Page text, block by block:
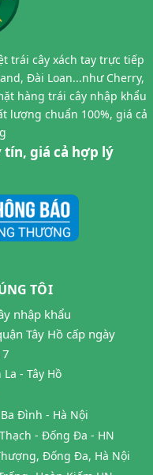
trái cây xách tay trực tiếp
Đài Loan...như Cherry,
hàng trái cây nhập khẩu
lượng chuẩn 100%, giá cả
giá cả hợp lý
TÔI
nhập khẩu
Tây Hồ cấp ngày
La - Tây Hồ
Đình - Hà Nội
- Đống Đa - HN
Đống Đa, Hà Nội